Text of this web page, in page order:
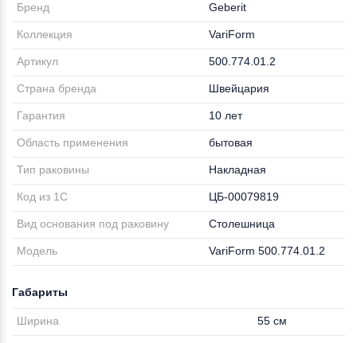
Бренд Geberit
Коллекция VariForm
Артикул 500.774.01.2
Страна бренда Швейцария
Гарантия 10 лет
Область применения бытовая
Тип раковины Накладная
Код из 1С ЦБ-00079819
Вид основания под раковину Столешница
Модель VariForm 500.774.01.2
Габариты
Ширина 55 см